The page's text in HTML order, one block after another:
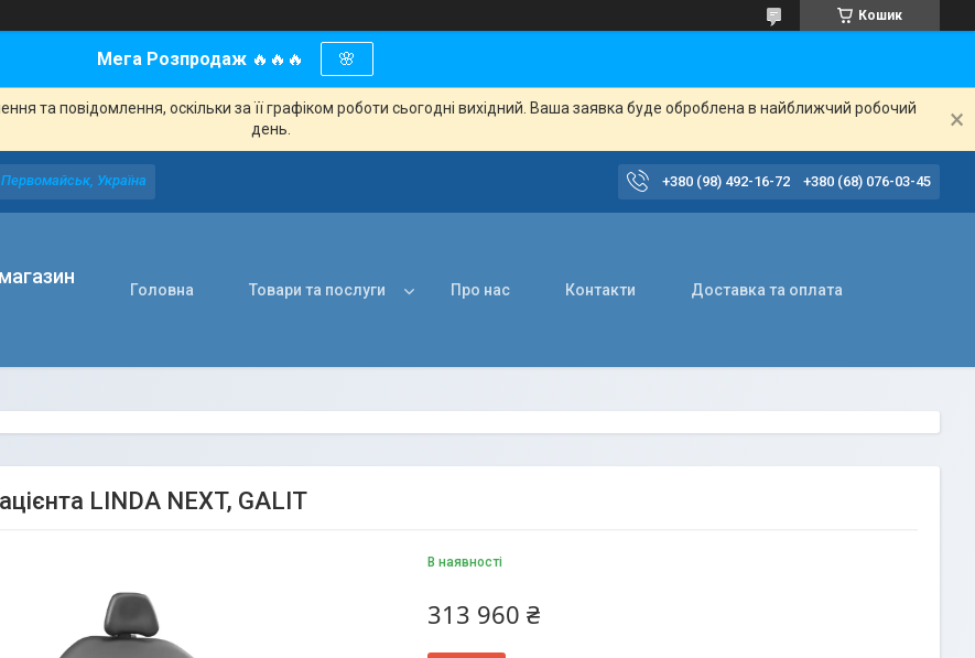
Кошик
Мега Розпродаж 🔥🔥🔥 🌸
та повідомлення, оскільки за її графіком роботи сьогодні вихідний. Ваша заявка буде оброблена в найближчий робочий
день.
Україна +380 (98) 492-16-72 +380 (68) 076-03-45
Головна Товари та послуги Про нас Контакти Доставка та оплата
LINDA NEXT, GALIT
В наявності
313 960 ₴